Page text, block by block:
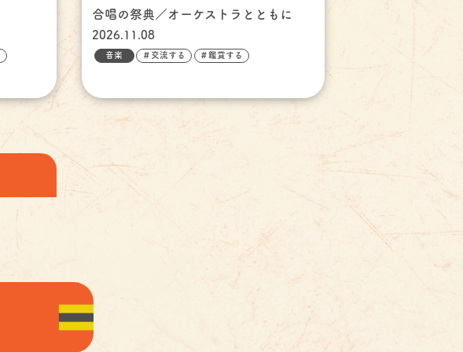
合唱の祭典／オーケストラとともに
2026.11.08
音楽 ＃交流する ＃鑑賞する